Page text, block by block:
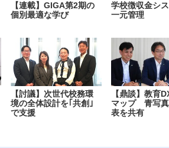
【連載】GIGA第2期の
個別最適な学び
学校徴収金シ
一元管理
【討議】次世代校務環
境の全体設計を｢共創｣
で支援
【鼎談】教育
マップ 青写
表を共有